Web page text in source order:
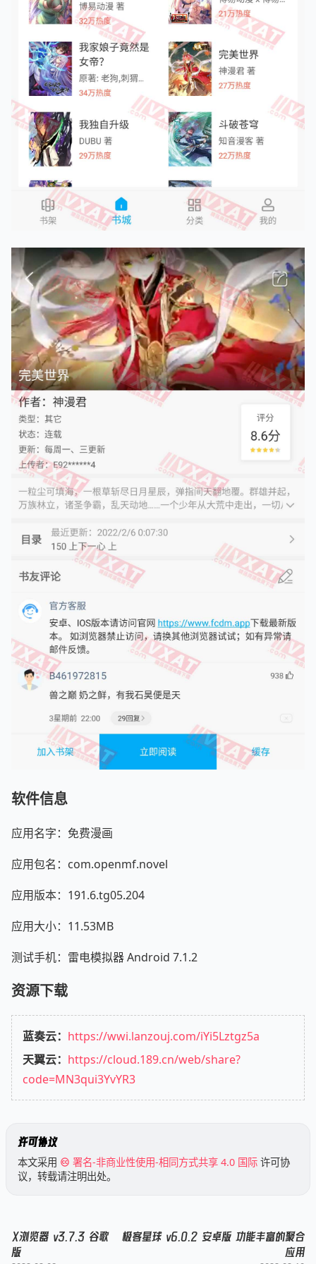
软件信息
应用名字：免费漫画
应用包名：com.openmf.novel
应用版本：191.6.tg05.204
应用大小：11.53MB
测试手机：雷电模拟器 Android 7.1.2
资源下载
蓝奏云： https://wwi.lanzouj.com/iYi5Lztgz5a
天翼云： https://cloud.189.cn/web/share?
code=MN3qui3YvYR3
许可协议
本文采用 署名-非商业性使用-相同方式共享 4.0 国际 许可协
议，转载请注明出处。
X浏览器 v3.7.3 谷歌
版
极客星球 v6.0.2 安卓版 功能丰富的聚合
应用